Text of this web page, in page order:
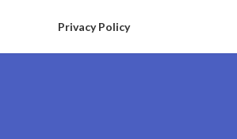
Privacy Policy